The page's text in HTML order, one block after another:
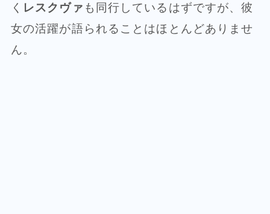
く レスクヴァ も同行しているはずですが、彼
女の活躍が語られることはほとんどありませ
ん。